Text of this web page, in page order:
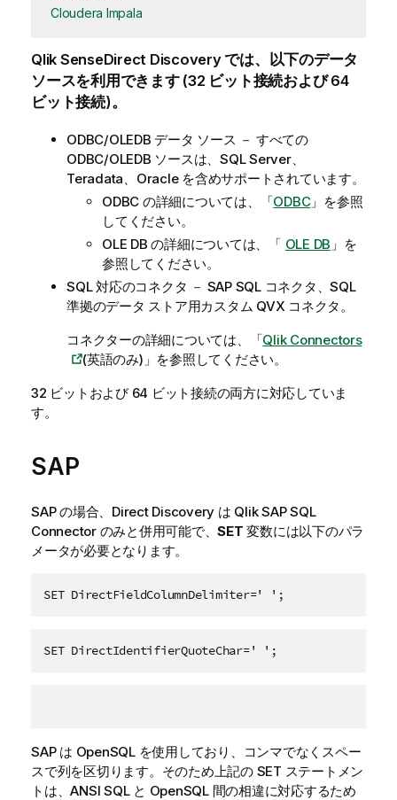
Cloudera Impala
Qlik SenseDirect Discoveryでは、以下のデータ
ソースを利用できます (32 ビット接続および 64
ビット接続)。
ODBC/OLEDB データ ソース － すべての
ODBC/OLEDB ソースは、 SQL Server、
Teradata、 Oracleを含めサポートされています。
ODBC の詳細については、「ODBC」を参照
してください。
OLE DB の詳細については、「 OLE DB 」を
参照してください。
SQL対応のコネクタ － SAP SQLコネクタ、SQL
準拠のデータ ストア用カスタム QVX コネクタ。
コネクターの詳細については、「Qlik Connectors
(英語のみ) 」を参照してください。
32 ビットおよび 64 ビット接続の両方に対応していま
す。
SAP
SAPの場合、 Direct Discovery は Qlik SAP SQL
Connectorのみと併用可能で、SET 変数には以下のパラ
メータが必要となります。
SET DirectFieldColumnDelimiter=' ';
SET DirectIdentifierQuoteChar=' ';
SAPは OpenSQLを使用しており、コンマでなくスペー
スで列を区切ります。そのため上記の SET ステートメン
トは、ANSI SQLと OpenSQL間の相違に対応するため